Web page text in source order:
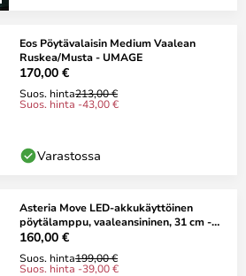
Eos Pöytävalaisin Medium Vaalean
Ruskea/Musta - UMAGE
170,00 €
Suos. hinta213,00 €
Suos. hinta -43,00 €
Varastossa
Asteria Move LED-akkukäyttöinen
pöytälamppu, vaaleansininen, 31 cm -
UMAGE
160,00 €
Suos. hinta199,00 €
Suos. hinta -39,00 €